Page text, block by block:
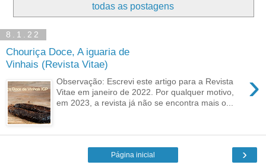
Parcerias Contato
todas as postagens
8.1.22
Chouriça Doce, A iguaria de
Vinhais (Revista Vitae)
›
Observação: Escrevi este artigo para a Revista
Vitae em janeiro de 2022. Por qualquer motivo,
em 2023, a revista já não se encontra mais o...
›
Página inicial